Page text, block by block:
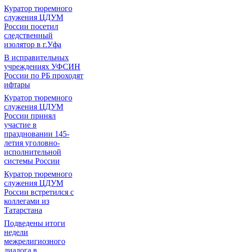
Куратор тюремного
служения ЦДУМ
России посетил
следственный
изолятор в г.Уфа
В исправительных
учреждениях УФСИН
России по РБ проходят
ифтары
Куратор тюремного
служения ЦДУМ
России принял
участие в
праздновании 145-
летия уголовно-
исполнительной
системы России
Куратор тюремного
служения ЦДУМ
России встретился с
коллегами из
Татарстана
Подведены итоги
недели
межрелигиозного
диалога в